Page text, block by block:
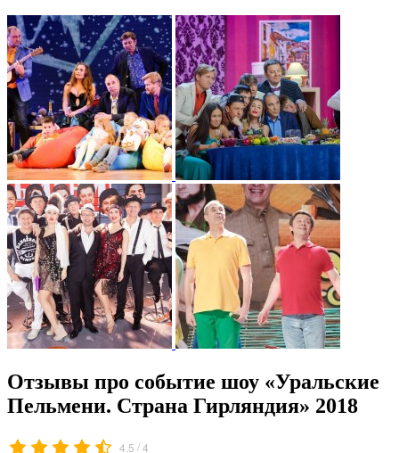
Отзывы про событие шоу «Уральские
Пельмени. Страна Гирляндия» 2018
4.5 /4